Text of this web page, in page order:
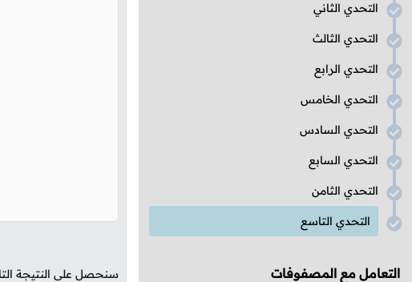
التحدي الثاني
التحدي الثالث
التحدي الرابع
التحدي الخامس
التحدي السادس
التحدي السابع
التحدي الثامن
التحدي التاسع
التعامل مع المصفوفات سنحصل على النتيجة